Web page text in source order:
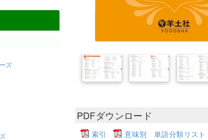
ズ
PDFダウンロード
索引 意味別 単語分類リスト